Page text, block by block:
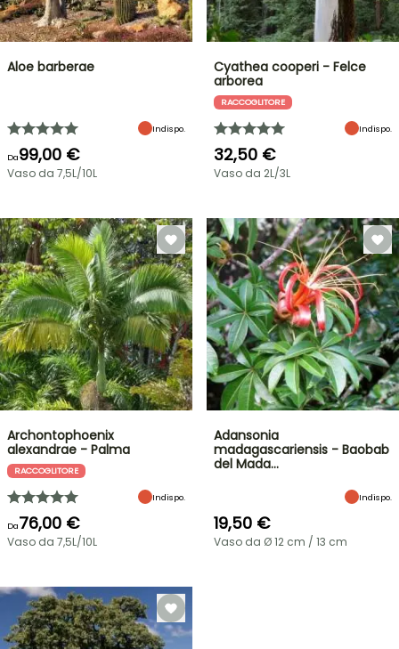
Aloe barberae
Indispo.
Da99,00 €
Vaso da 7,5L/10L
Cyathea cooperi - Felce
arborea
RACCOGLITORE
Indispo.
32,50 €
Vaso da 2L/3L
Archontophoenix
alexandrae - Palma
RACCOGLITORE
Indispo.
Da76,00 €
Vaso da 7,5L/10L
Adansonia
madagascariensis - Baobab
del Mada…
Indispo.
19,50 €
Vaso da Ø 12 cm / 13 cm